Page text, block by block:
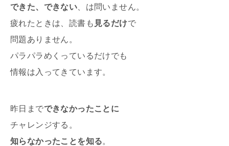
できた、できない 、は問いません。
疲れたときは、読書も 見るだけで
問題ありません。
パラパラめくっているだけでも
情報は入ってきています。
昨日までできなかったことに
チャレンジする。
知らなかったことを知る。